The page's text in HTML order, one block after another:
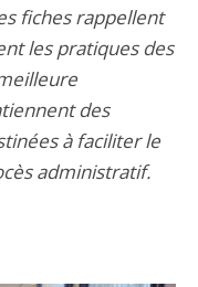
fiches rappellent
les pratiques des
des
à faciliter le
administratif.